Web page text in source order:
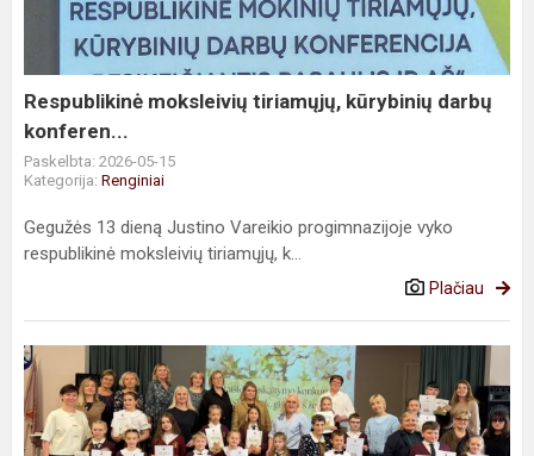
konferen...
Respublikinė moksleivių tiriamųjų, kūrybinių darbų
konferen...
Paskelbta: 2026-05-15
Kategorija: Renginiai
Gegužės 13 dieną Justino Vareikio progimnazijoje vyko
respublikinė moksleivių tiriamųjų, k...
Plačiau
Raiškiojo
skaitymo
konkursas
„Skambėk,